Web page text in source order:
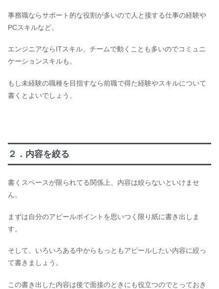
事務職ならサポート的な役割が多いので人と接する仕事の経験や
PCスキルなど。
エンジニアならITスキル、チームで動くことも多いのでコミュニ
ケーションスキルも。
もし未経験の職種を目指すなら前職で得た経験やスキルについて
書くとよいでしょう。
２．内容を絞る
書くスペースが限られてる関係上、内容は絞らないといけませ
ん。
まずは自分のアピールポイントを思いつく限り紙に書き出しま
す。
そして、いろいろある中からもっともアピールしたい内容に絞っ
て書きましょう。
この書き出した内容は後で面接のときにも役立つのでとっておき